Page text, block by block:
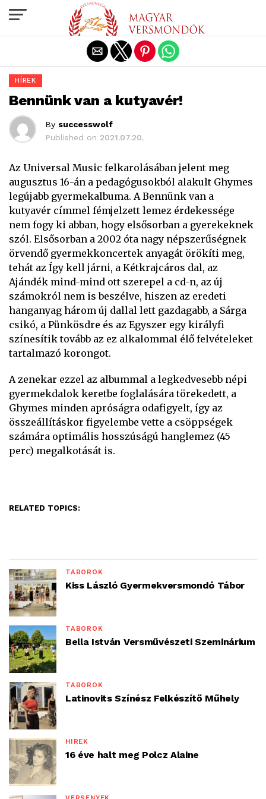
HÍREK
Bennünk van a kutyavér!
By successwolf
Published on 2021.07.20.
Az Universal Music felkarolásában jelent meg
augusztus 16-án a pedagógusokból alakult Ghymes
legújabb gyermekalbuma. A Bennünk van a
kutyavér címmel fémjelzett lemez érdekessége
nem fogy ki abban, hogy elsősorban a gyerekeknek
szól. Elsősorban a 2002 óta nagy népszerűségnek
örvendő gyermekkoncertek anyagát örökíti meg,
tehát az Így kell járni, a Kétkrajcáros dal, az
Ajándék mind-mind ott szerepel a cd-n, az új
számokról nem is beszélve, hiszen az eredeti
hanganyag három új dallal lett gazdagabb, a Sárga
csikó, a Pünkösdre és az Egyszer egy királyfi
színesítik tovább az ez alkalommal élő felvételeket
tartalmazó korongot.
A zenekar ezzel az albummal a legkedvesebb népi
gyermekdalok keretbe foglalására törekedett, a
Ghymes minden apróságra odafigyelt, így az
összeállításkor figyelembe vette a csöppségek
számára optimális hosszúságú hanglemez (45
perc) megalkotását is.
RELATED TOPICS:
TÁBOROK
Kiss László Gyermekversmondó Tábor
TÁBOROK
Bella István Versművészeti Szeminárium
TÁBOROK
Latinovits Színész Felkészítő Műhely
HÍREK
16 éve halt meg Polcz Alaine
Exit mobile version